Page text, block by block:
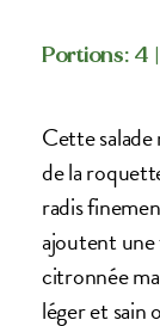
Portions: 4
Cette
de la
radis
ajoutent une
citronnée
léger et sain